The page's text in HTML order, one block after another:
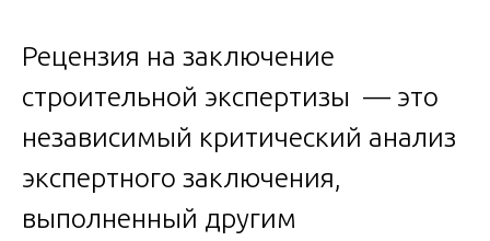
Рецензия на заключение
строительной экспертизы — это
независимый критический анализ
экспертного заключения,
выполненный другим